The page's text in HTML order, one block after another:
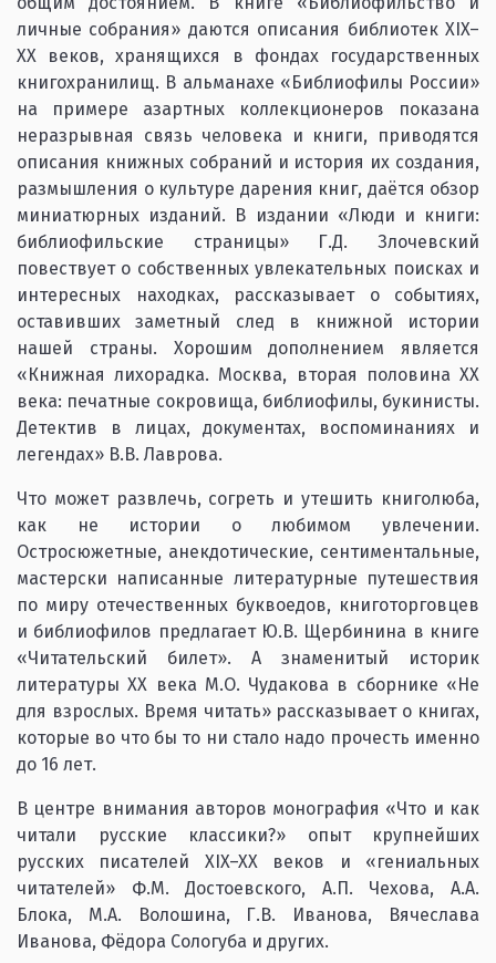
личные собрания» даются описания библиотек XIX–
XX веков, хранящихся в фондах государственных
книгохранилищ. В альманахе «Библиофилы России»
на примере азартных коллекционеров показана
неразрывная связь человека и книги, приводятся
описания книжных собраний и история их создания,
размышления о культуре дарения книг, даётся обзор
миниатюрных изданий. В издании «Люди и книги:
библиофильские страницы» Г.Д. Злочевский
повествует о собственных увлекательных поисках и
интересных находках, рассказывает о событиях,
оставивших заметный след в книжной истории
нашей страны. Хорошим дополнением является
«Книжная лихорадка. Москва, вторая половина XX
века: печатные сокровища, библиофилы, букинисты.
Детектив в лицах, документах, воспоминаниях и
легендах» В.В. Лаврова.
Что может развлечь, согреть и утешить книголюба,
как не истории о любимом увлечении.
Остросюжетные, анекдотические, сентиментальные,
мастерски написанные литературные путешествия
по миру отечественных буквоедов, книготорговцев
и библиофилов предлагает Ю.В. Щербинина в книге
«Читательский билет». А знаменитый историк
литературы ХХ века М.О. Чудакова в сборнике «Не
для взрослых. Время читать» рассказывает о книгах,
которые во что бы то ни стало надо прочесть именно
до 16 лет.
В центре внимания авторов монография «Что и как
читали русские классики?» опыт крупнейших
русских писателей XIX–XX веков и «гениальных
читателей» Ф.М. Достоевского, А.П. Чехова, А.А.
Блока, М.А. Волошина, Г.В. Иванова, Вячеслава
Иванова, Фёдора Сологуба и других.